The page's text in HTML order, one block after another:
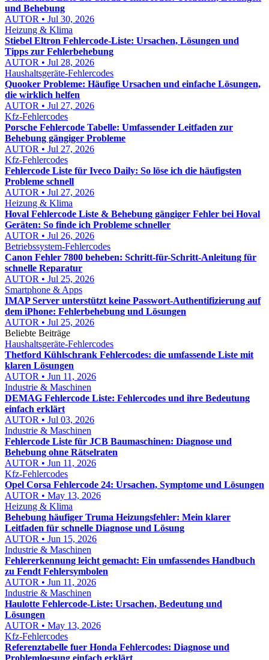
und Behebung
AUTOR • Jul 30, 2026
Heizung & Klima
Stiebel Eltron Fehlercode-Liste: Ursachen, Lösungen und
Tipps zur Fehlerbehebung
AUTOR • Jul 28, 2026
Haushaltsgeräte-Fehlercodes
Quooker Probleme: Häufige Ursachen und einfache Lösungen,
die wirklich helfen
AUTOR • Jul 27, 2026
Kfz-Fehlercodes
Porsche Fehlercode Tabelle: Umfassender Leitfaden zur
Behebung gängiger Probleme
AUTOR • Jul 27, 2026
Kfz-Fehlercodes
Fehlercode Liste für Iveco Daily: So löse ich die häufigsten
Probleme schnell
AUTOR • Jul 27, 2026
Heizung & Klima
Hoval Fehlercode Liste & Behebung gängiger Fehler bei Hoval
Geräten: So finde ich Probleme schneller
AUTOR • Jul 26, 2026
Betriebssystem-Fehlercodes
Canon Fehler 7800 beheben: Schritt-für-Schritt-Anleitung für
schnelle Reparatur
AUTOR • Jul 25, 2026
Smartphone & Apps
IMAP Server unterstützt keine Passwort-Authentifizierung auf
dem iPhone: Fehlerbehebung und Lösungen
AUTOR • Jul 25, 2026
Beliebte Beiträge
Haushaltsgeräte-Fehlercodes
Thetford Kühlschrank Fehlercodes: die umfassende Liste mit
klaren Lösungen
AUTOR • Jun 11, 2026
Industrie & Maschinen
DEMAG Fehlercode Liste: Fehlercodes und ihre Bedeutung
einfach erklärt
AUTOR • Jul 03, 2026
Industrie & Maschinen
Fehlercode Liste für JCB Baumaschinen: Diagnose und
Behebung ohne Rätselraten
AUTOR • Jun 11, 2026
Kfz-Fehlercodes
Opel Corsa Fehlercode 24: Ursachen, Symptome und Lösungen
AUTOR • May 13, 2026
Heizung & Klima
Behebung häufiger Truma Heizungsfehler: Mein klarer
Leitfaden für schnelle Diagnose und Lösung
AUTOR • Jun 15, 2026
Industrie & Maschinen
Fehlererkennung leicht gemacht: Ein umfassendes Handbuch
zu Fendt Fehlersymbolen
AUTOR • Jun 11, 2026
Industrie & Maschinen
Haulotte Fehlercode-Liste: Ursachen, Bedeutung und
Lösungen
AUTOR • May 13, 2026
Kfz-Fehlercodes
Referenztabelle fuer Honda Fehlercodes: Diagnose und
Problemloesung einfach erklärt